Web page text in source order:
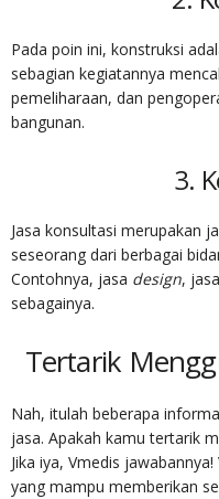
Pada poin ini, konstruksi
sebagian kegiatannya
pemeliharaan, dan
bangunan.
3.
Jasa konsultasi merupakan
seseorang dari berbagai
Contohnya, jasa design, jasa
sebagainya.
Tertarik
Nah, itulah beberapa
jasa. Apakah kamu tertarik
Jika iya, Vmedis
yang mampu memberikan